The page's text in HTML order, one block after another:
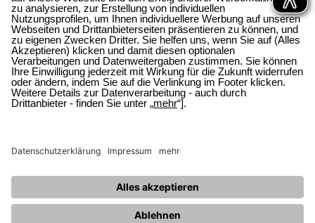
Projekterfassungsbogen zum Ausfüllen
Projekterfassungsbogen 145 KB
© 2026 Energie + Wasser WachtbergDatenschutz
DatenschutzeinstellungenImpressumSitemapStörmeldung
Information zur BarrierefreiheitZum Seitenanfang